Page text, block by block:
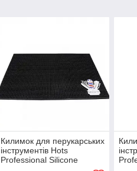
Килимок для перукарських
інструментів Hots
Professional Silicone